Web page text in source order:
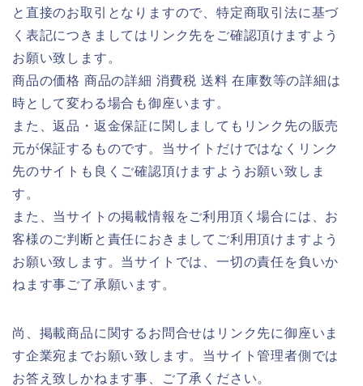
と直接のお取引となりますので、特定商取引法に基づ
く表記につきましてはリンク先をご確認頂けますよう
お願い致します。
商品の価格 商品の詳細 消費税 送料 在庫数等の詳細は
時として変わる場合も御座います。
また、返品・返金保証に関しましてもリンク先の販売
元が保証するものです。当サイトだけではなくリンク
先のサイトも良くご確認頂けますようお願い致しま
す。
また、当サイトの掲載情報をご利用頂く場合には、お
客様のご判断と責任におきましてご利用頂けますよう
お願い致します。当サイトでは、一切の責任を負いか
ねます事ご了承願います。
尚、掲載商品に関するお問合せはリンク先に御座いま
す企業宛までお願い致します。当サイト管理者側では
お答え致しかねます事、ご了承ください。